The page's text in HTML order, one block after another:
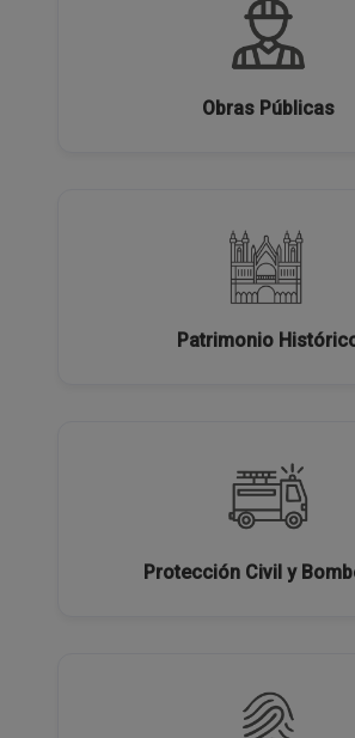
Obras Públicas
Patrimonio
Protección Civil y